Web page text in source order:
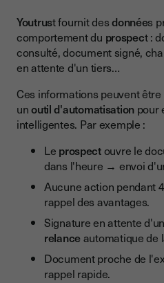
Youtrust fournit desdonnées
comportement du prospect :
consulté, document signé,
en attente d'un tiers…
Ces informations peuvent
unoutil d'automatisation pour
intelligentes. Par exemple :
Le prospectouvre le
dans l'heure → envoi
Aucune action pendant
rappel des avantages.
Signature en attente
relanceautomatique de
Document proche de
rappel rapide.